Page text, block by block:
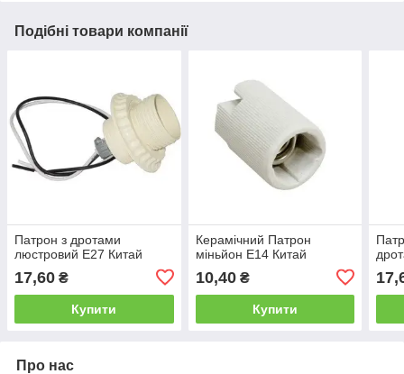
Подібні товари компанії
Патрон з дротами
люстровий Е27 Китай
17,60 ₴
Купити
Керамічний Патрон
міньйон Е14 Китай
10,40₴
Купити
Про нас